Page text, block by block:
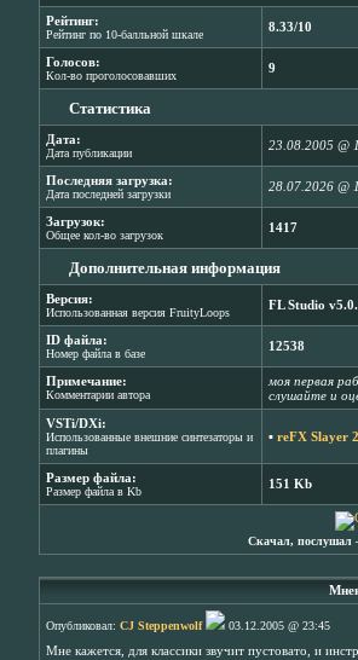
Рейтинг:
Рейтинг по 10-балльной шкале
8.33/10
Голосов:
Кол-во проголосовавших
9
Статистика
Дата:
Дата публикации
23.08.2005 @
Последняя загрузка:
Дата последней загрузки
28.07.2026 @
Загрузок:
Общее кол-во загрузок
1417
Дополнительная информация
Версия:
Использованная версия FruityLoops
FL Studio
ID файла:
Номер файла в базе
12538
Примечание:
Комментарии автора
моя первая
слушайте и
VSTi/DXi:
Использованные внешние синтезаторы и
плагины
▪ reFX Slayer
Размер файла:
Размер файла в Kb
151 Kb
Скачал, послушал
Опубликовал: CJ Steppenwolf
03.12.2005 @ 23:45
Мне кажется, для классики звучит пустовато, и